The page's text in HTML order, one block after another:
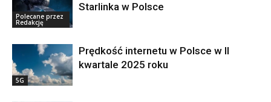
Polecane przez
Redakcję
Starlinka w Polsce
5G
Prędkość internetu w Polsce w II
kwartale 2025 roku